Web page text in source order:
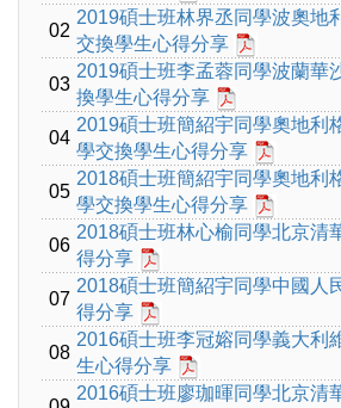
02
2019碩士班林界丞同學波奧地
交換學生心得分享
03
2019碩士班李孟蓉同學波蘭華
換學生心得分享
04
2019碩士班簡紹宇同學奧地利
學交換學生心得分享
05
2018碩士班簡紹宇同學奧地利
學交換學生心得分享
06
2018碩士班林心榆同學北京清
得分享
07
2018碩士班簡紹宇同學中國人
得分享
08
2016碩士班李冠嫆同學義大利
生心得分享
2016碩士班廖珈暉同學北京清